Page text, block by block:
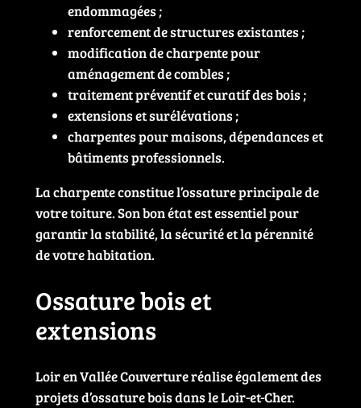
endommagées ;
renforcement de structures existantes ;
modification de charpente pour
aménagement de combles ;
traitement préventif et curatif des bois ;
extensions et surélévations ;
charpentes pour maisons, dépendances et
bâtiments professionnels.
La charpente constitue l’ossature principale de
votre toiture. Son bon état est essentiel pour
garantir la stabilité, la sécurité et la pérennité
de votre habitation.
Ossature bois et
extensions
Loir en Vallée Couverture réalise également des
projets d’ossature bois dans le Loir-et-Cher.